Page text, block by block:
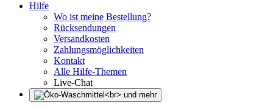
Hilfe
Wo ist meine Bestellung?
Rücksendungen
Versandkosten
Zahlungsmöglichkeiten
Kontakt
Alle Hilfe-Themen
Live-Chat